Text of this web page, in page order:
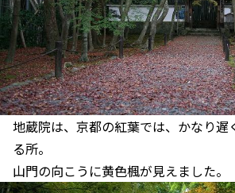
地蔵院は、京都の紅葉では、かなり遅
る所。
山門の向こうに黄色楓が見えました。